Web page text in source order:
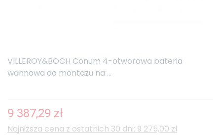
VILLEROY&BOCH Conum 4-otworowa bateria
wannowa do montażu na ...
9 387,29 zł
Najniższa cena z ostatnich 30 dni: 9 275,00 zł